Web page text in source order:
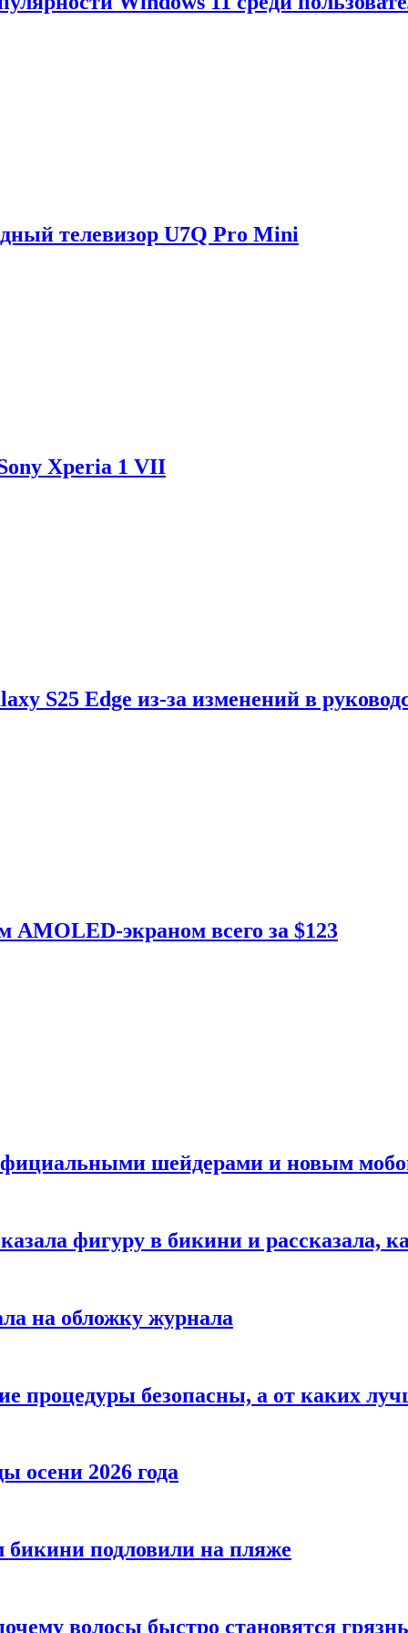
телевизор U7Q Pro Mini
Xperia 1 VII
S25 Edge из-за изменений в
AMOLED-экраном всего за $123
шейдерами и новым
фигуру в бикини и рассказала,
на обложку журнала
процедуры безопасны, а от каких
осени 2026 года
подловили на пляже
волосы быстро становятся